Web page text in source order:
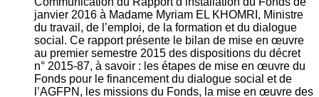
janvier 2016 à Madame Myriam EL KHOMRI, Ministre
du travail, de l’emploi, de la formation et du dialogue
social. Ce rapport présente le bilan de mise en œuvre
au premier semestre 2015 des dispositions du décret
n° 2015-87, à savoir : les étapes de mise en œuvre du
Fonds pour le financement du dialogue social et de
l’AGFPN, les missions du Fonds, la mise en œuvre des